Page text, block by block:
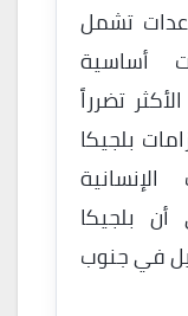
تشمل
أساسية
تضرراً
بلجيكا
أن بلجيكا
في جنوب